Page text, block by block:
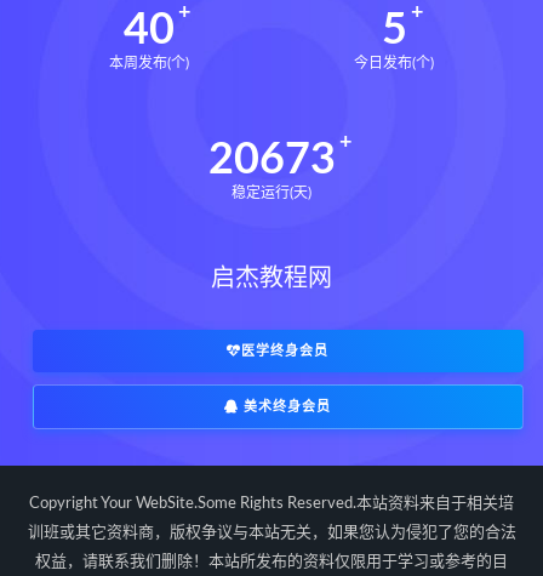
40
本周发布(个)
5
今日发布(个)
20673
稳定运行(天)
启杰教程网
医学终身会员
美术终身会员
Copyright Your WebSite.Some Rights Reserved.本站资料来自于相关培
训班或其它资料商，版权争议与本站无关，如果您认为侵犯了您的合法
权益，请联系我们删除！本站所发布的资料仅限用于学习或参考的目